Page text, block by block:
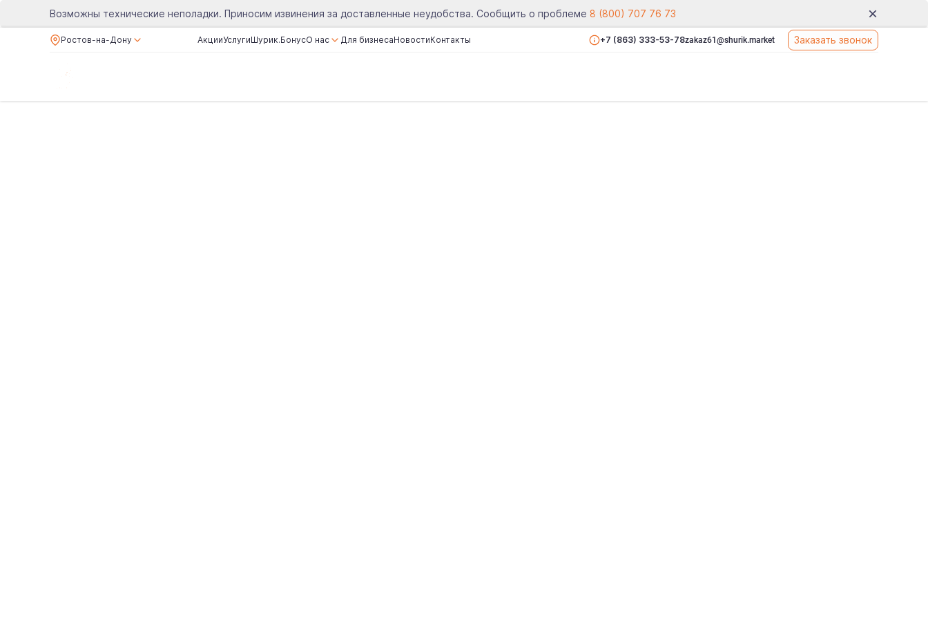
Возможны технические неполадки. Приносим извинения за доставленные неудобства. Сообщить о проблеме 8 (800) 707 76 73
Ростов-на-Дону АкцииУслугиШурик.БонусО нас Для бизнесаНовостиКонтакты +7 (863) 333-53-78zakaz61@shurik.market Заказать звонок